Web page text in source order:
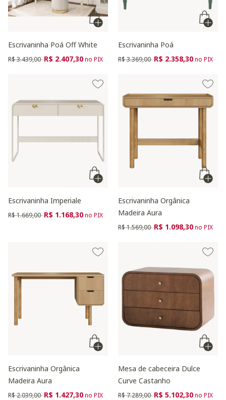
Escrivaninha Poá Off White
Preço reduzido de
R$ 3.439,00 para
R$ 2.407,30no PIX
Escrivaninha Poá
Preço reduzido de
R$ 3.369,00 para
R$ 2.358,30no PIX
Escrivaninha Imperiale
Preço reduzido de
R$ 1.669,00 para
R$ 1.168,30no PIX
Escrivaninha Orgânica
Madeira Aura
Preço reduzido de
R$ 1.569,00 para
R$ 1.098,30no PIX
Escrivaninha Orgânica
Madeira Aura
Preço reduzido de
R$ 2.039,00 para
R$ 1.427,30no PIX
Mesa de cabeceira Dulce
Curve Castanho
Preço reduzido de
R$ 7.289,00 para
R$ 5.102,30no PIX